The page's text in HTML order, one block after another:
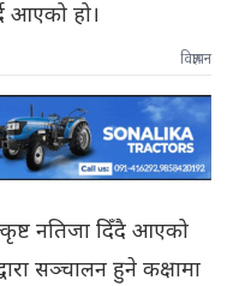
आएको हो।
विज्ञापन
नतिजा दिँदै आएको
सञ्चालन हुने कक्षामा